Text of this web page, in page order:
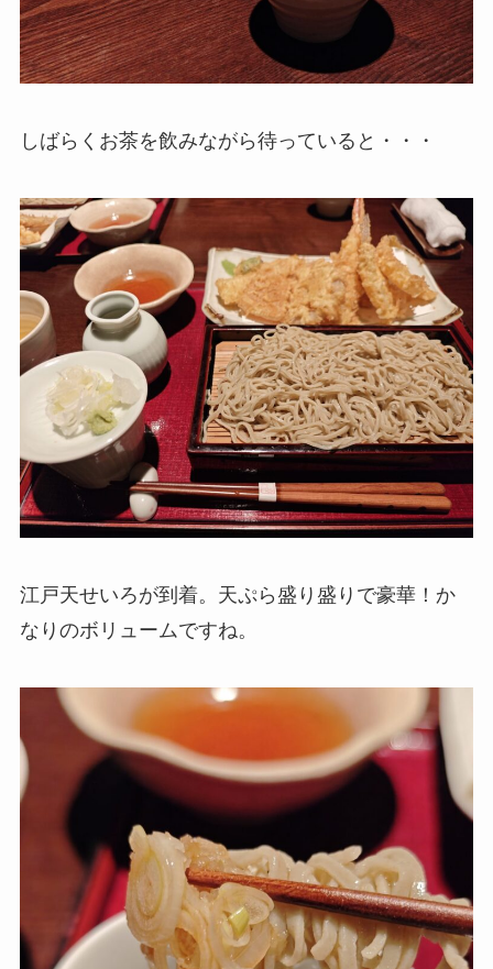
しばらくお茶を飲みながら待っていると・・・
江戸天せいろが到着。天ぷら盛り盛りで豪華！か
なりのボリュームですね。